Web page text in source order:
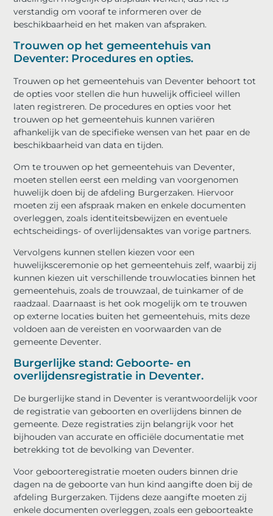
verstandig om vooraf te informeren over de
beschikbaarheid en het maken van afspraken.
Trouwen op het gemeentehuis van
Deventer: Procedures en opties.
Trouwen op het gemeentehuis van Deventer behoort tot
de opties voor stellen die hun huwelijk officieel willen
laten registreren. De procedures en opties voor het
trouwen op het gemeentehuis kunnen variëren
afhankelijk van de specifieke wensen van het paar en de
beschikbaarheid van data en tijden.
Om te trouwen op het gemeentehuis van Deventer,
moeten stellen eerst een melding van voorgenomen
huwelijk doen bij de afdeling Burgerzaken. Hiervoor
moeten zij een afspraak maken en enkele documenten
overleggen, zoals identiteitsbewijzen en eventuele
echtscheidings- of overlijdensaktes van vorige partners.
Vervolgens kunnen stellen kiezen voor een
huwelijksceremonie op het gemeentehuis zelf, waarbij zij
kunnen kiezen uit verschillende trouwlocaties binnen het
gemeentehuis, zoals de trouwzaal, de tuinkamer of de
raadzaal. Daarnaast is het ook mogelijk om te trouwen
op externe locaties buiten het gemeentehuis, mits deze
voldoen aan de vereisten en voorwaarden van de
gemeente Deventer.
Burgerlijke stand: Geboorte- en
overlijdensregistratie in Deventer.
De burgerlijke stand in Deventer is verantwoordelijk voor
de registratie van geboorten en overlijdens binnen de
gemeente. Deze registraties zijn belangrijk voor het
bijhouden van accurate en officiële documentatie met
betrekking tot de bevolking van Deventer.
Voor geboorteregistratie moeten ouders binnen drie
dagen na de geboorte van hun kind aangifte doen bij de
afdeling Burgerzaken. Tijdens deze aangifte moeten zij
enkele documenten overleggen, zoals een geboorteakte